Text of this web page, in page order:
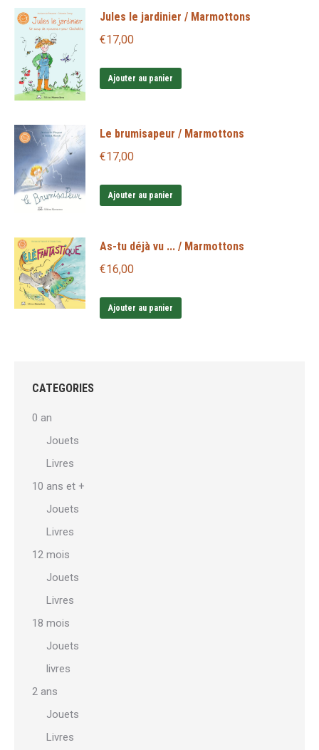
Jules le jardinier / Marmottons
€17,00
Ajouter au panier
Le brumisapeur / Marmottons
€17,00
Ajouter au panier
As-tu déjà vu ... / Marmottons
€16,00
Ajouter au panier
CATEGORIES
0 an
Jouets
Livres
10 ans et +
Jouets
Livres
12 mois
Jouets
Livres
18 mois
Jouets
livres
2 ans
Jouets
Livres